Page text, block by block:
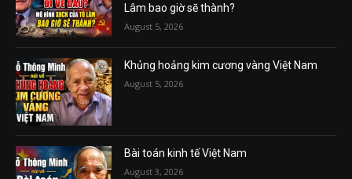
Lâm bao giờ sẽ thành?
August 5, 2026
Khủng hoảng kim cương vàng Việt Nam
August 5, 2026
Bài toán kinh tế Việt Nam
August 3, 2026